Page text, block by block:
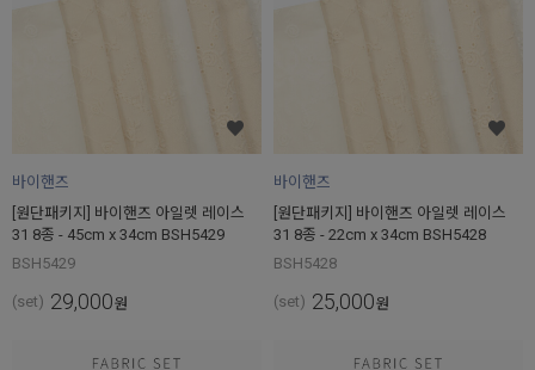
바이핸즈
[원단패키지] 바이핸즈 아일렛 레이스
31 8종 - 45cm x 34cm BSH5429
BSH5429
(set) 29,000원
바이핸즈
[원단패키지] 바이핸즈 아일렛 레이스
31 8종 - 22cm x 34cm BSH5428
BSH5428
(set) 25,000원